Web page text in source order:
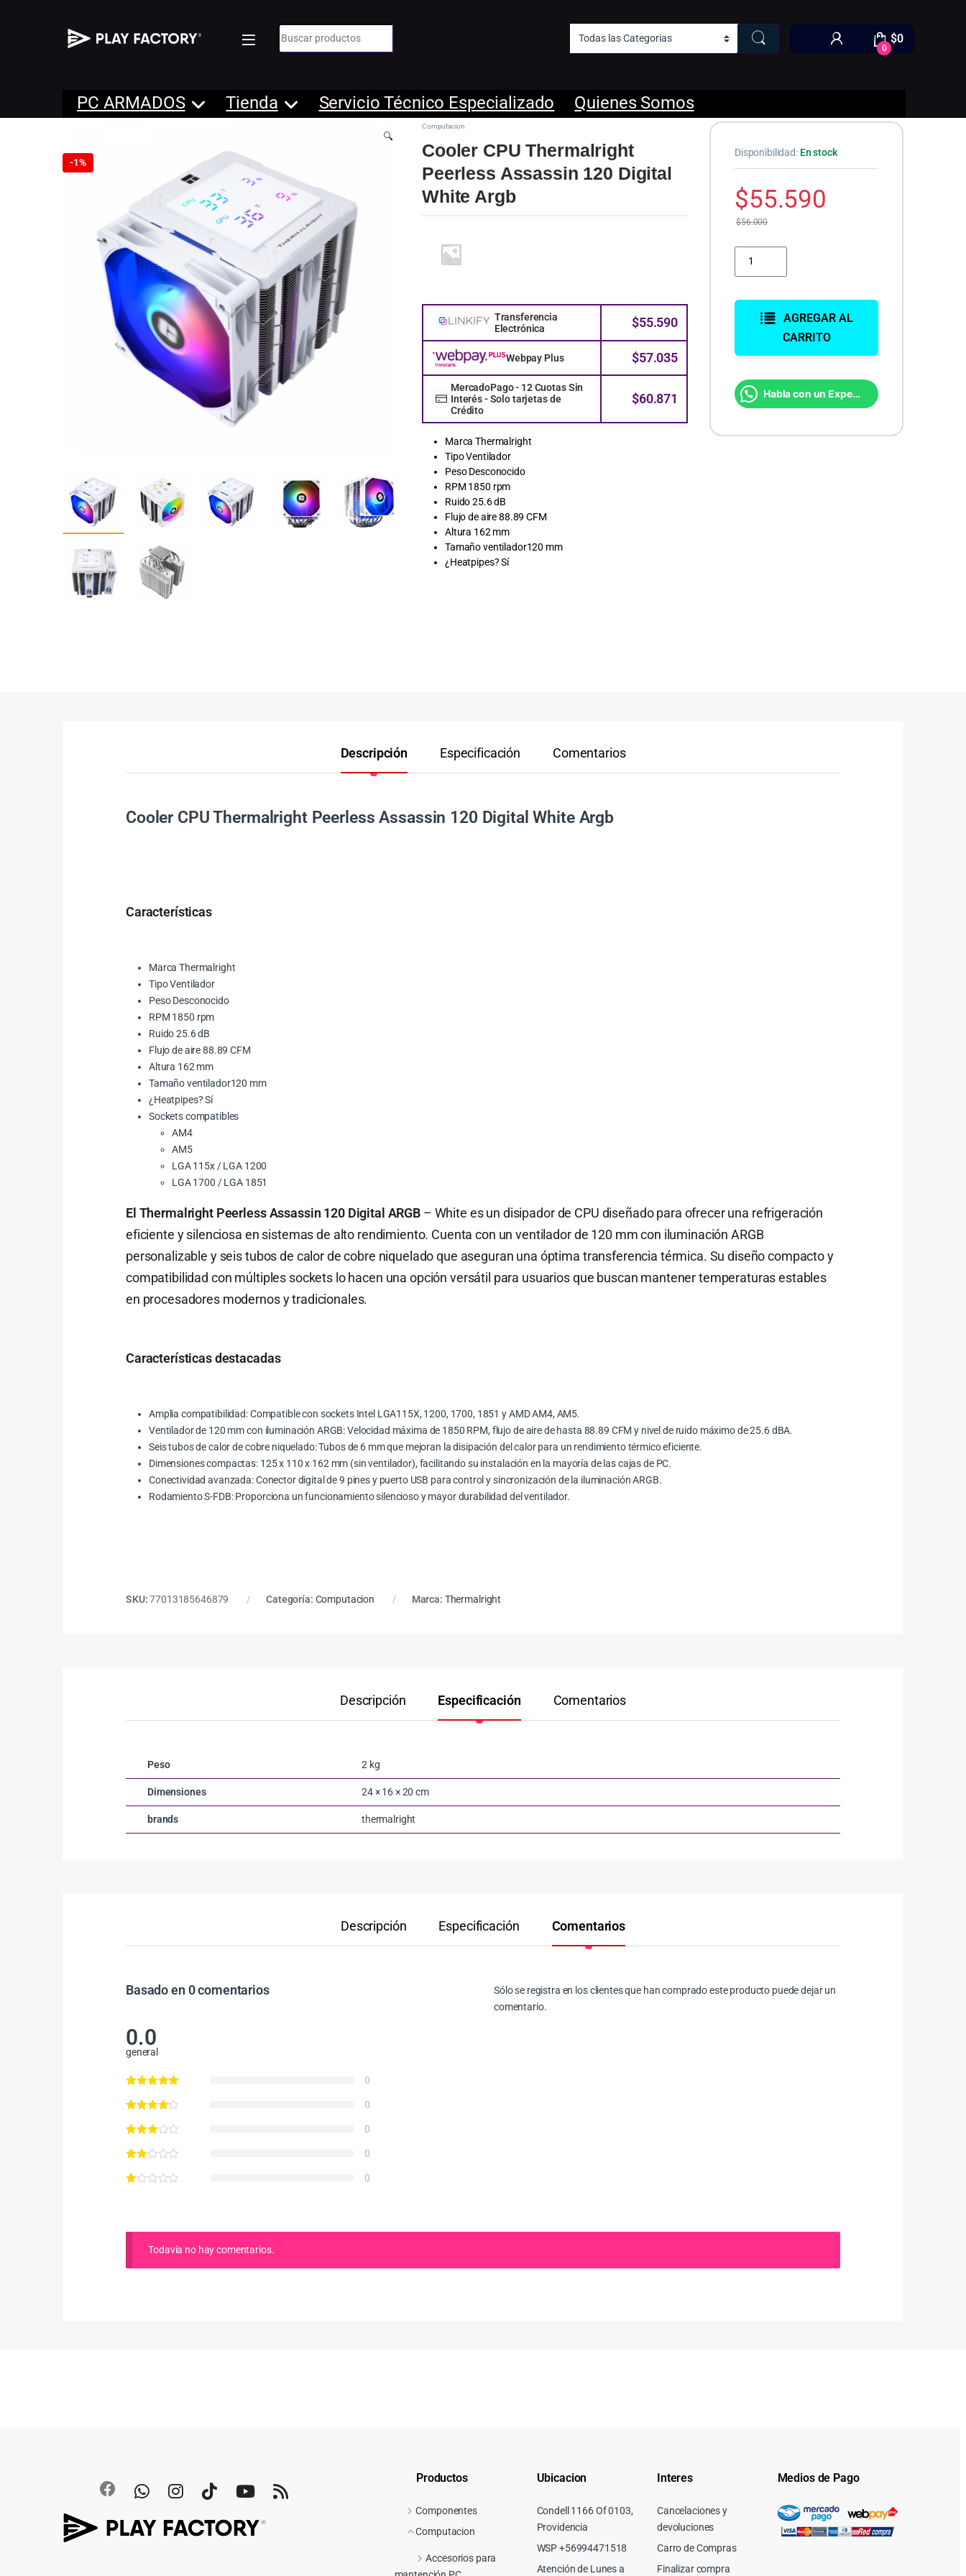
Búsqueda de:
0
$0
PC ARMADOS Tienda Servicio Técnico Especializado Quienes Somos
-1%
🔍
Computacion
Cooler CPU Thermalright
Peerless Assassin 120 Digital
White Argb
Transferencia
Electrónica
$55.590
Webpay Plus $57.035
MercadoPago - 12 Cuotas Sin
Interés - Solo tarjetas de
Crédito
$60.871
Marca Thermalright
Tipo Ventilador
Peso Desconocido
RPM 1850 rpm
Ruido 25.6 dB
Flujo de aire 88.89 CFM
Altura 162 mm
Tamaño ventilador120 mm
¿Heatpipes? Sí
Disponibilidad: En stock
$55.590
$56.000
AGREGAR AL
CARRITO
Habla con un Experto
Descripción Especificación Comentarios
Cooler CPU Thermalright Peerless Assassin 120 Digital White Argb
Características
Marca Thermalright
Tipo Ventilador
Peso Desconocido
RPM 1850 rpm
Ruido 25.6 dB
Flujo de aire 88.89 CFM
Altura 162 mm
Tamaño ventilador120 mm
¿Heatpipes? Sí
Sockets compatibles
AM4
AM5
LGA 115x / LGA 1200
LGA 1700 / LGA 1851
El Thermalright Peerless Assassin 120 Digital ARGB – White es un disipador de CPU diseñado para ofrecer una refrigeración
eficiente y silenciosa en sistemas de alto rendimiento. Cuenta con un ventilador de 120 mm con iluminación ARGB
personalizable y seis tubos de calor de cobre niquelado que aseguran una óptima transferencia térmica. Su diseño compacto y
compatibilidad con múltiples sockets lo hacen una opción versátil para usuarios que buscan mantener temperaturas estables
en procesadores modernos y tradicionales.
Características destacadas
Amplia compatibilidad: Compatible con sockets Intel LGA115X, 1200, 1700, 1851 y AMD AM4, AM5.
Ventilador de 120 mm con iluminación ARGB: Velocidad máxima de 1850 RPM, flujo de aire de hasta 88.89 CFM y nivel de ruido máximo de 25.6 dBA.
Seis tubos de calor de cobre niquelado: Tubos de 6 mm que mejoran la disipación del calor para un rendimiento térmico eficiente.
Dimensiones compactas: 125 x 110 x 162 mm (sin ventilador), facilitando su instalación en la mayoría de las cajas de PC.
Conectividad avanzada: Conector digital de 9 pines y puerto USB para control y sincronización de la iluminación ARGB.
Rodamiento S-FDB: Proporciona un funcionamiento silencioso y mayor durabilidad del ventilador.
SKU:77013185646879 Categoría: Computacion Marca: Thermalright
Descripción Especificación Comentarios
Peso 2 kg
Dimensiones 24 × 16 × 20 cm
brands thermalright
Descripción Especificación Comentarios
Basado en 0 comentarios
0.0
general
0
0
0
0
0
Sólo se registra en los clientes que han comprado este producto puede dejar un
comentario.
Todavía no hay comentarios.
Productos
Componentes
Computacion
Accesorios para
Ubicacion
Condell 1166 Of 0103,
Providencia
WSP +56994471518
Atención de Lunes a
Interes
Cancelaciones y
devoluciones
Carro de Compras
Finalizar compra
Medios de Pago